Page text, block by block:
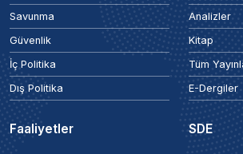
Savunma
Güvenlik
İç Politika
Dış Politika
Analizler
Kitap
Tüm
E-Dergiler
Faaliyetler SDE